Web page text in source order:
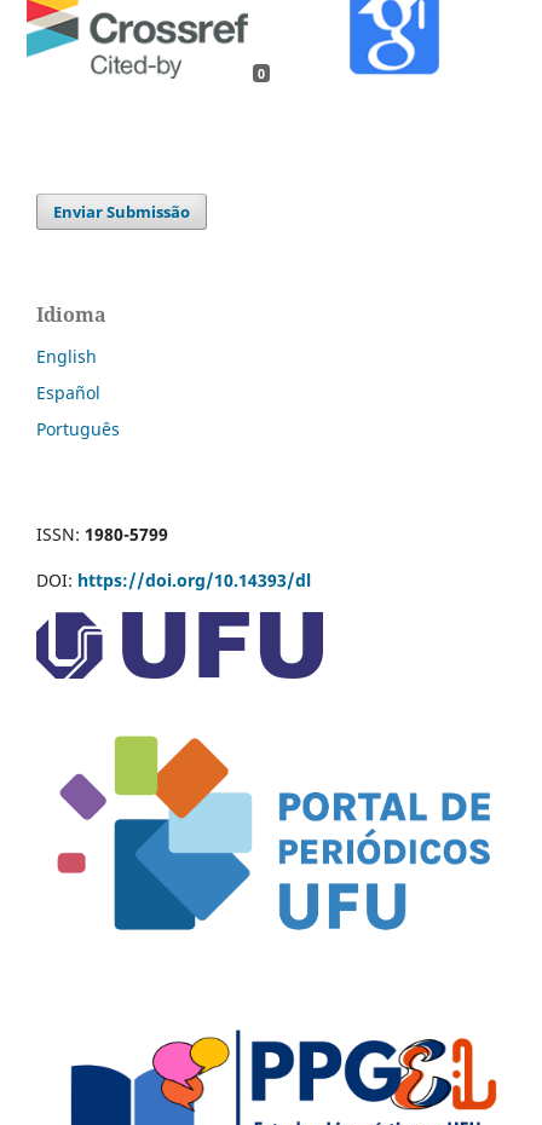
0
Enviar Submissão
Idioma
English
Español
Português
ISSN: 1980-5799
DOI: https://doi.org/10.14393/dl